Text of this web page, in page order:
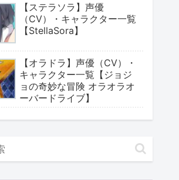
【ステラソラ】声優
（CV）・キャラクター一覧
【StellaSora】
【オラドラ】声優（CV）・
キャラクター一覧【ジョジ
ョの奇妙な冒険 オラオラオ
ーバードライブ】